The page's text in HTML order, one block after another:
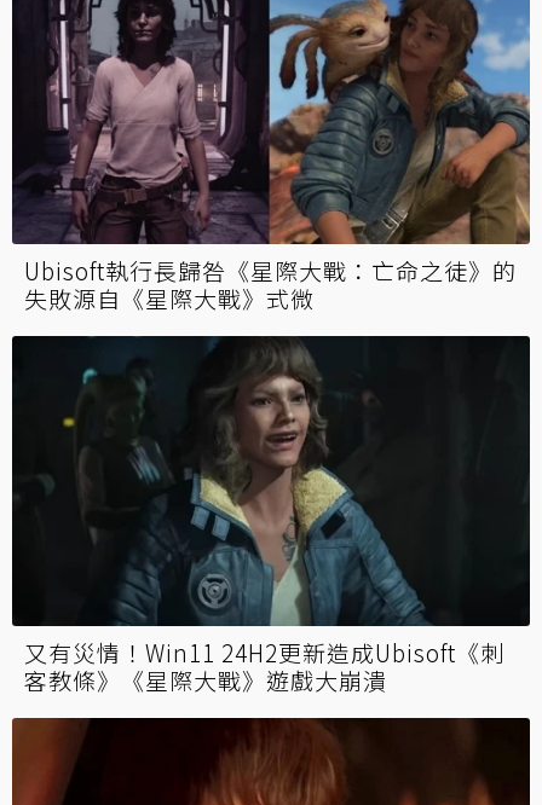
Ubisoft執行長歸咎《星際大戰：亡命之徒》的
失敗源自《星際大戰》式微
又有災情！Win11 24H2更新造成Ubisoft《刺
客教條》《星際大戰》遊戲大崩潰